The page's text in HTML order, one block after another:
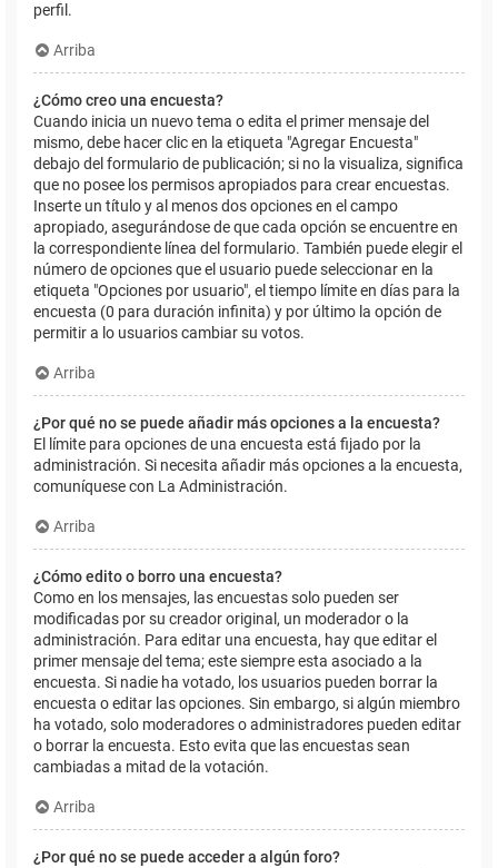
perfil.
Arriba
¿Cómo creo una encuesta?
Cuando inicia un nuevo tema o edita el primer mensaje del
mismo, debe hacer clic en la etiqueta "Agregar Encuesta"
debajo del formulario de publicación; si no la visualiza, significa
que no posee los permisos apropiados para crear encuestas.
Inserte un título y al menos dos opciones en el campo
apropiado, asegurándose de que cada opción se encuentre en
la correspondiente línea del formulario. También puede elegir el
número de opciones que el usuario puede seleccionar en la
etiqueta "Opciones por usuario", el tiempo límite en días para la
encuesta (0 para duración infinita) y por último la opción de
permitir a lo usuarios cambiar su votos.
Arriba
¿Por qué no se puede añadir más opciones a la encuesta?
El límite para opciones de una encuesta está fijado por la
administración. Si necesita añadir más opciones a la encuesta,
comuníquese con La Administración.
Arriba
¿Cómo edito o borro una encuesta?
Como en los mensajes, las encuestas solo pueden ser
modificadas por su creador original, un moderador o la
administración. Para editar una encuesta, hay que editar el
primer mensaje del tema; este siempre esta asociado a la
encuesta. Si nadie ha votado, los usuarios pueden borrar la
encuesta o editar las opciones. Sin embargo, si algún miembro
ha votado, solo moderadores o administradores pueden editar
o borrar la encuesta. Esto evita que las encuestas sean
cambiadas a mitad de la votación.
Arriba
¿Por qué no se puede acceder a algún foro?